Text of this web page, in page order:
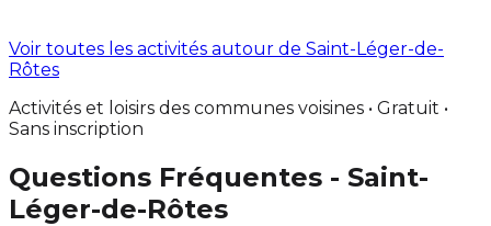
Voir toutes les activités autour de Saint-Léger-de-
Rôtes
Activités et loisirs des communes voisines • Gratuit •
Sans inscription
Questions Fréquentes - Saint-
Léger-de-Rôtes